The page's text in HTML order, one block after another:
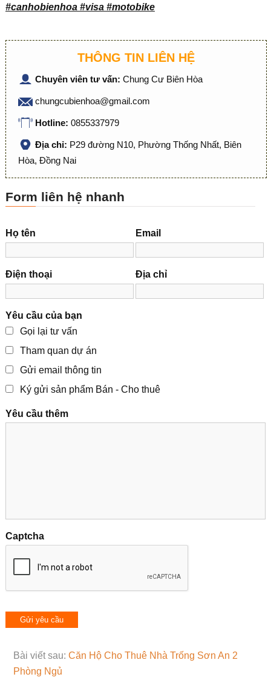
#canhobienhoa #visa #motobike
THÔNG TIN LIÊN HỆ
Chuyên viên tư vấn: Chung Cư Biên Hòa
chungcubienhoa@gmail.com
Hotline: 0855337979
Địa chỉ: P29 đường N10, Phường Thống Nhất, Biên
Hòa, Đồng Nai
Form liên hệ nhanh
Họ tên Email
Điện thoại Địa chỉ
Yêu cầu của bạn
Gọi lại tư vấn
Tham quan dự án
Gửi email thông tin
Ký gửi sản phẩm Bán - Cho thuê
Yêu cầu thêm
Captcha
Bài viết sau: Căn Hộ Cho Thuê Nhà Trống Sơn An 2
Phòng Ngủ